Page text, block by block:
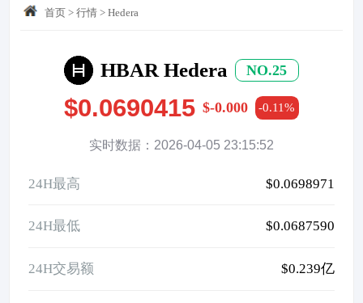
首页 >行情 >Hedera
HBAR Hedera NO.25
$0.0690415 $-0.000 -0.11%
实时数据：2026-04-05 23:15:52
24H最高 $0.0698971
24H最低 $0.0687590
24H交易额 $0.239亿